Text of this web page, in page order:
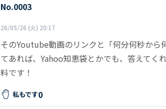
No.0003
26/05/26 (火) 20:17
そのYoutube動画のリンクと「何分何秒から
てあれば、Yahoo知恵袋とかでも、答えてく
料です！
私もです0